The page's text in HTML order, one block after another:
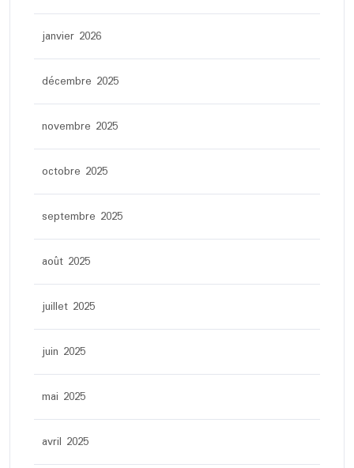
janvier 2026
décembre 2025
novembre 2025
octobre 2025
septembre 2025
août 2025
juillet 2025
juin 2025
mai 2025
avril 2025